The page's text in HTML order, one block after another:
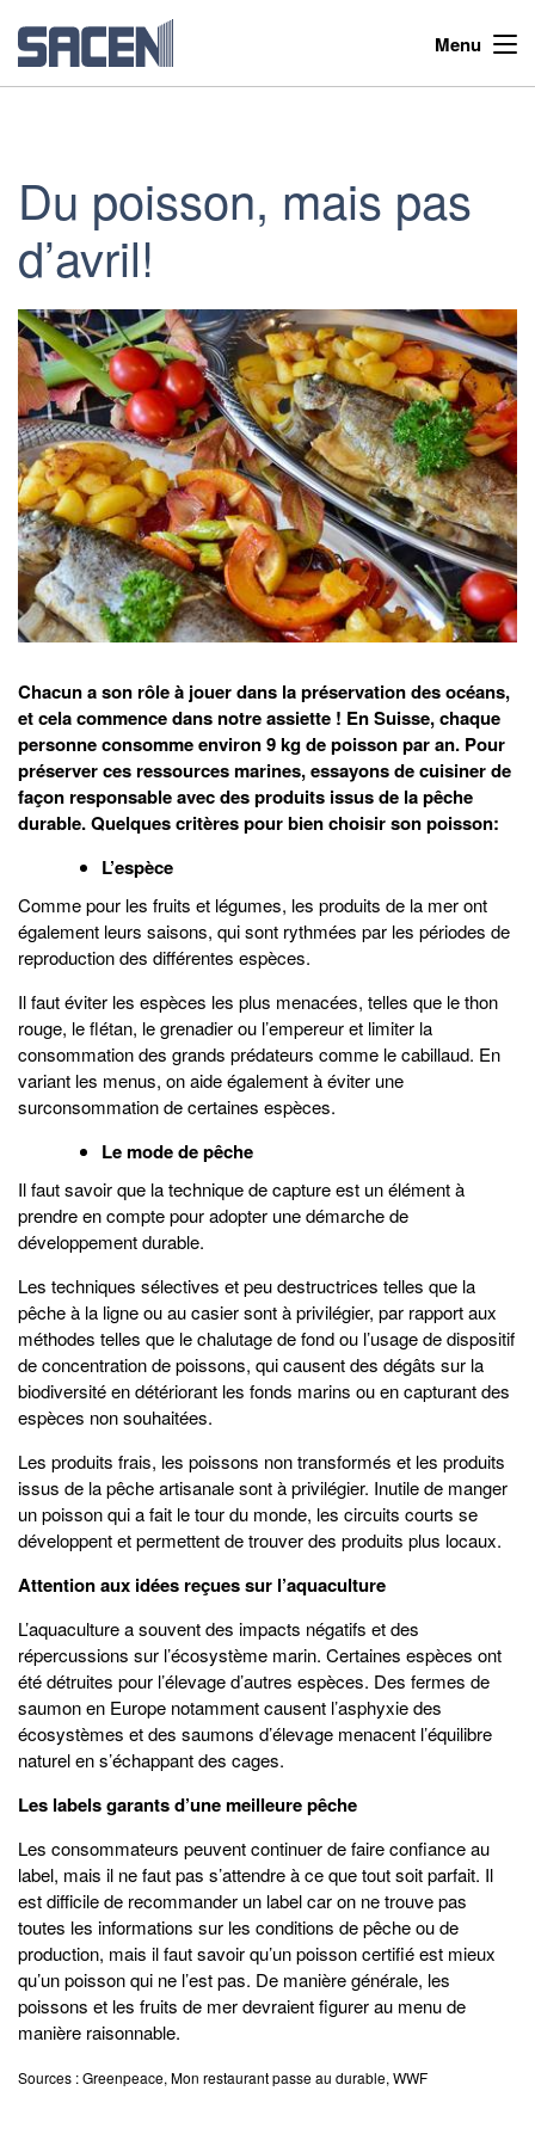
Menu
Du poisson, mais pas
d’avril!
Chacun a son rôle à jouer dans la préservation des océans,
et cela commence dans notre assiette ! En Suisse, chaque
personne consomme environ 9 kg de poisson par an. Pour
préserver ces ressources marines, essayons de cuisiner de
façon responsable avec des produits issus de la pêche
durable. Quelques critères pour bien choisir son poisson:
L’espèce
Comme pour les fruits et légumes, les produits de la mer ont
également leurs saisons, qui sont rythmées par les périodes de
reproduction des différentes espèces.
Il faut éviter les espèces les plus menacées, telles que le thon
rouge, le flétan, le grenadier ou l’empereur et limiter la
consommation des grands prédateurs comme le cabillaud. En
variant les menus, on aide également à éviter une
surconsommation de certaines espèces.
Le mode de pêche
Il faut savoir que la technique de capture est un élément à
prendre en compte pour adopter une démarche de
développement durable.
Les techniques sélectives et peu destructrices telles que la
pêche à la ligne ou au casier sont à privilégier, par rapport aux
méthodes telles que le chalutage de fond ou l’usage de dispositif
de concentration de poissons, qui causent des dégâts sur la
biodiversité en détériorant les fonds marins ou en capturant des
espèces non souhaitées.
Les produits frais, les poissons non transformés et les produits
issus de la pêche artisanale sont à privilégier. Inutile de manger
un poisson qui a fait le tour du monde, les circuits courts se
développent et permettent de trouver des produits plus locaux.
Attention aux idées reçues sur l’aquaculture
L’aquaculture a souvent des impacts négatifs et des
répercussions sur l’écosystème marin. Certaines espèces ont
été détruites pour l’élevage d’autres espèces. Des fermes de
saumon en Europe notamment causent l’asphyxie des
écosystèmes et des saumons d’élevage menacent l’équilibre
naturel en s’échappant des cages.
Les labels garants d’une meilleure pêche
Les consommateurs peuvent continuer de faire confiance au
label, mais il ne faut pas s’attendre à ce que tout soit parfait. Il
est difficile de recommander un label car on ne trouve pas
toutes les informations sur les conditions de pêche ou de
production, mais il faut savoir qu’un poisson certifié est mieux
qu’un poisson qui ne l’est pas. De manière générale, les
poissons et les fruits de mer devraient figurer au menu de
manière raisonnable.
Sources : Greenpeace, Mon restaurant passe au durable, WWF